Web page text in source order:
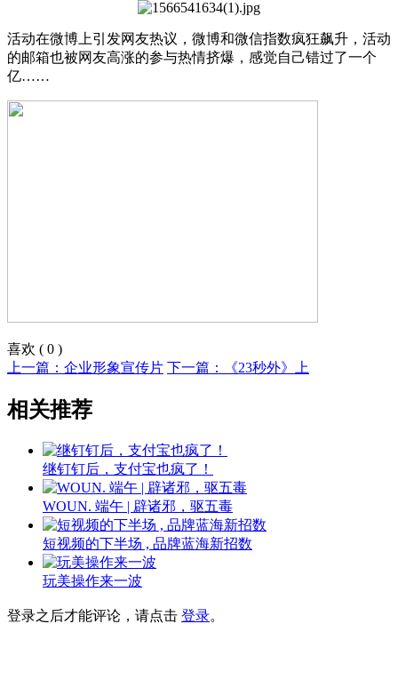
活动在微博上引发网友热议，微博和微信指数疯狂飙升，活动
的邮箱也被网友高涨的参与热情挤爆，感觉自己错过了一个
亿……
喜欢 ( 0 )
上一篇：企业形象宣传片 下一篇：《23秒外》上
相关推荐
继钉钉后，支付宝也疯了！
WOUN. 端午 | 辟诸邪，驱五毒
短视频的下半场 , 品牌蓝海新招数
玩美操作来一波
登录之后才能评论，请点击 登录。